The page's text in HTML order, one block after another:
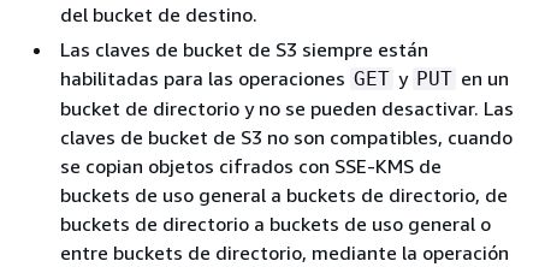
del bucket de destino.
Las claves de bucket de S3 siempre están
habilitadas para las operaciones GET y PUT en un
bucket de directorio y no se pueden desactivar. Las
claves de bucket de S3 no son compatibles, cuando
se copian objetos cifrados con SSE-KMS de
buckets de uso general a buckets de directorio, de
buckets de directorio a buckets de uso general o
entre buckets de directorio, mediante la operación